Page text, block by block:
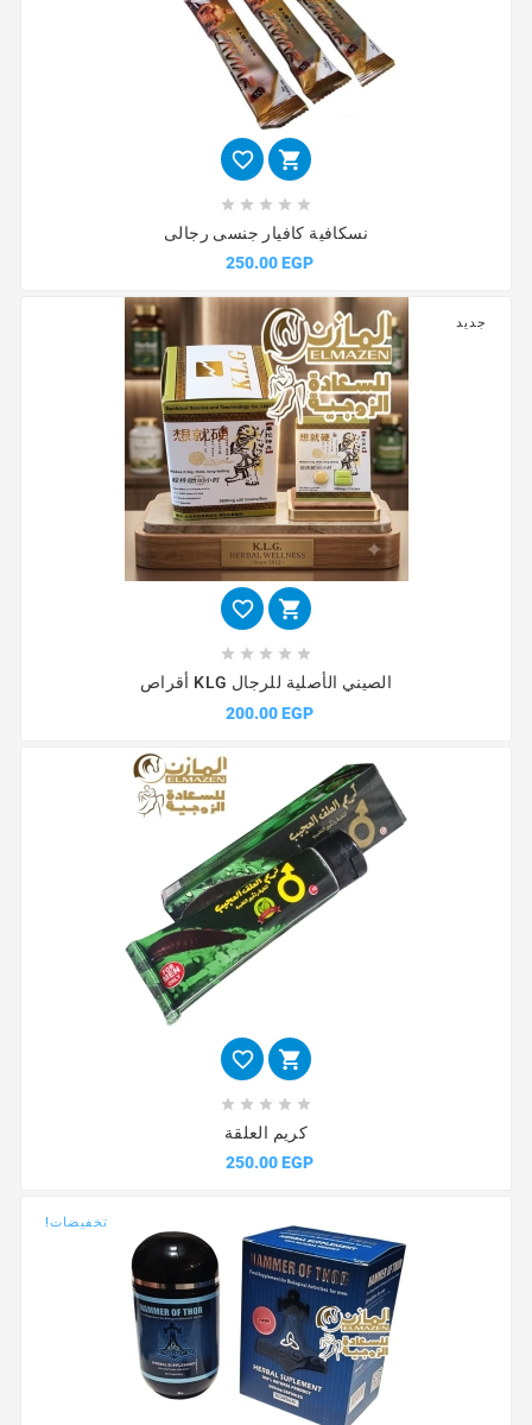


    
نسكافية كافيار جنسى رجالى
250.00 EGP
جديد


    
أقراص KLG الصيني الأصلية للرجال
200.00 EGP


    
كريم العلقة
250.00 EGP
تخفيضات!